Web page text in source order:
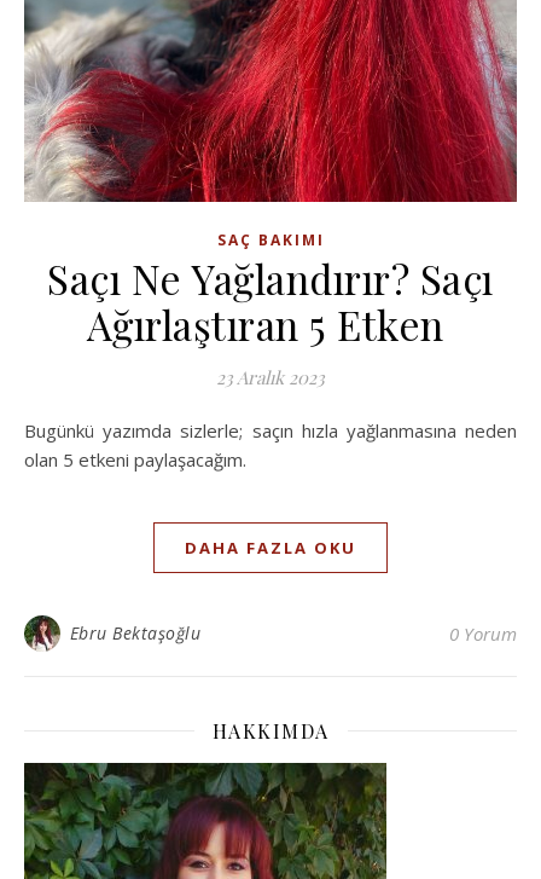
SAÇ BAKIMI
Saçı Ne Yağlandırır? Saçı
Ağırlaştıran 5 Etken
23 Aralık 2023
Bugünkü yazımda sizlerle; saçın hızla yağlanmasına neden
olan 5 etkeni paylaşacağım.
DAHA FAZLA OKU
Ebru Bektaşoğlu 0 Yorum
HAKKIMDA